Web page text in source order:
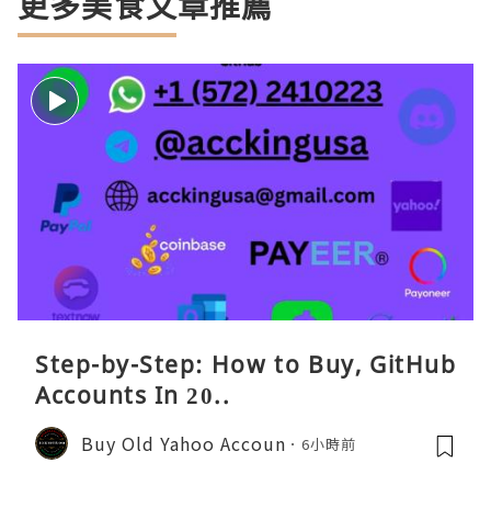
Step-by-Step: How to Buy, GitHub
Accounts In 20..
Buy Old Yahoo Accoun 6小時前